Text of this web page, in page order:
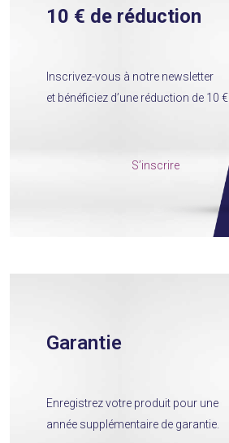
10 € de réduction
Inscrivez-vous à notre newsletter
et bénéficiez d’une réduction de 10 €.
S’inscrire
Garantie
Enregistrez votre produit pour une
année supplémentaire de garantie.